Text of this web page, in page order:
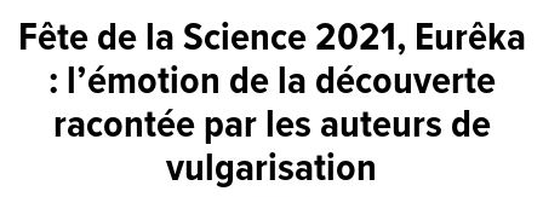
Fête de la Science 2021, Eurêka
: l’émotion de la découverte
racontée par les auteurs de
vulgarisation